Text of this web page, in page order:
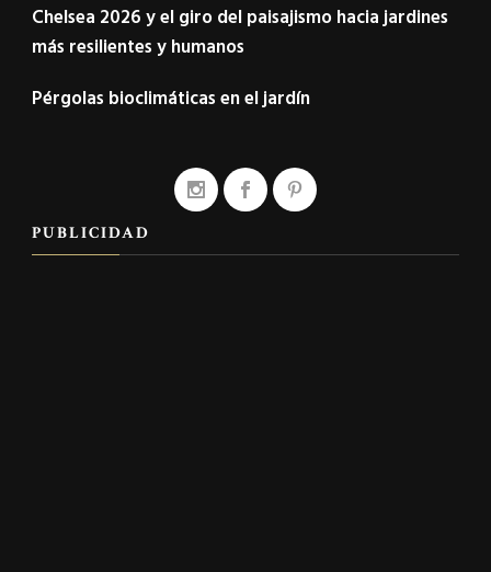
Chelsea 2026 y el giro del paisajismo hacia jardines
más resilientes y humanos
Pérgolas bioclimáticas en el jardín
PUBLICIDAD